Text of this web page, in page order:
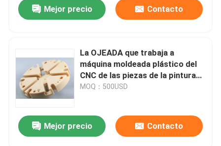
Mejor precio Contacto
La OJEADA que trabaja a
máquina moldeada plástico del
CNC de las piezas de la pintura
del color parte resistencia al
MOQ：500USD
Mejor precio Contacto